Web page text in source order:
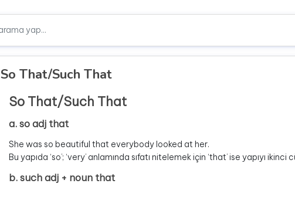
So That/Such That
So That/Such That
a. so adj that
She was so beautiful that everybody looked at her.
Bu yapıda ‘so’; ‘very’ anlamında sıfatı nitelemek için ‘that’ ise yapıyı
b. such adj + noun that